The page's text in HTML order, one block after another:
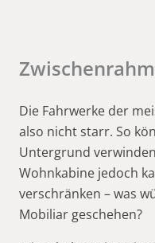
Die Fahrwerke der
also nicht starr. So
Untergrund
Wohnkabine jedoch
verschränken – was
Mobiliar geschehen?